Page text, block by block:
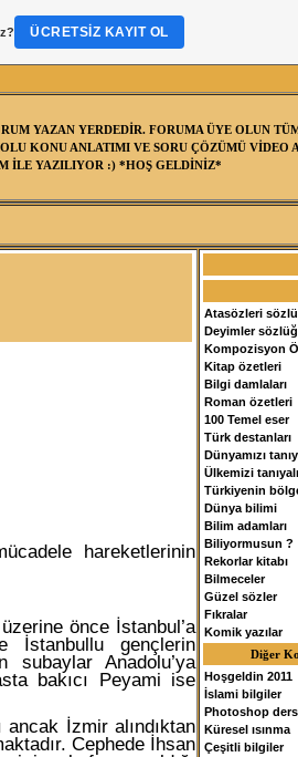
YAZAN YERDEDİR. FORUMA ÜYE OLUN
KONU ANLATIMI VE SORU ÇÖZÜMÜ VİDEO
İLE YAZILIYOR :) *HOŞ GELDİNİZ*
hareketlerinin
önce İstanbul’a
gençlerin
subaylar Anadolu’ya
bakıcı Peyami ise
İzmir alındıktan
Cephede İhsan
Atasözleri
Deyimler
Kompozisyon
Kitap özetleri
Bilgi damlaları
Roman özetleri
100 Temel eser
Türk destanları
Dünyamızı
Ülkemizi
Türkiyenin
Dünya bilimi
Bilim adamları
Biliyormusun ?
Rekorlar kitabı
Bilmeceler
Güzel sözler
Fıkralar
Komik yazılar
Diğer
Hoşgeldin 2011
İslami bilgiler
Photoshop
Küresel ısınma
Çeşitli bilgiler
ÜCRETSIZ KAYIT OL